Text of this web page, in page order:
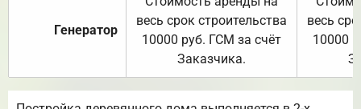
Генератор
весь срок строительства
10000 руб. ГСМ за счёт
Заказчика.
весь
10000